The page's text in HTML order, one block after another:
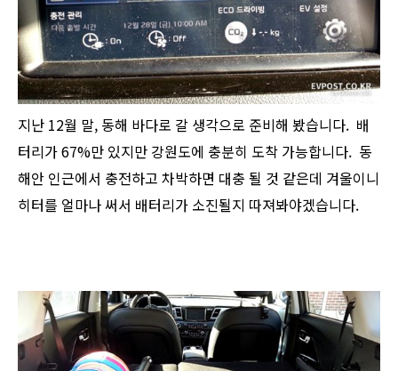
지난 12월 말, 동해 바다로 갈 생각으로 준비해 봤습니다. 배
터리가 67%만 있지만 강원도에 충분히 도착 가능합니다. 동
해안 인근에서 충전하고 차박하면 대충 될 것 같은데 겨울이니
히터를 얼마나 써서 배터리가 소진될지 따져봐야겠습니다.